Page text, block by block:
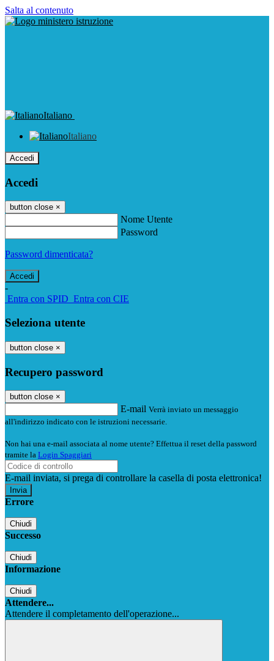
Salta al contenuto
Italiano
Italiano
Accedi
Accedi
button close ×
Nome Utente
Password
Password dimenticata?
-
Entra con SPID Entra con CIE
Seleziona utente
button close ×
Recupero password
button close ×
E-mail Verrà inviato un messaggio
all'indirizzo indicato con le istruzioni necessarie.
Non hai una e-mail associata al nome utente? Effettua il reset della password
tramite la Login Spaggiari
E-mail inviata, si prega di controllare la casella di posta elettronica!
Errore
Chiudi
Successo
Chiudi
Informazione
Chiudi
Attendere...
Attendere il completamento dell'operazione...